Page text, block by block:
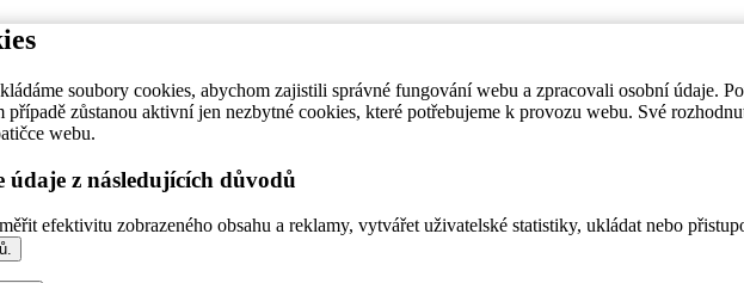
soubory cookies, abychom zajistili správné fungování webu a zpracovali osobní údaje.
případě zůstanou aktivní jen nezbytné cookies, které potřebujeme k provozu webu. Své
webu.
z následujících důvodů
efektivitu zobrazeného obsahu a reklamy, vytvářet uživatelské statistiky, ukládat nebo